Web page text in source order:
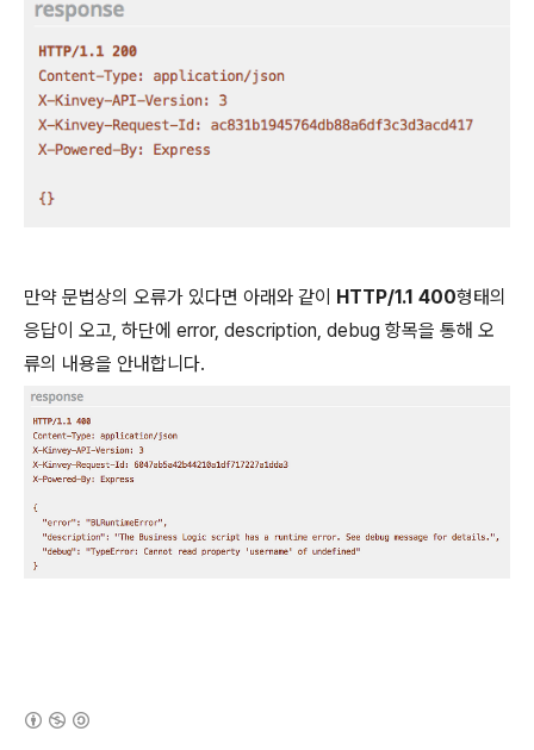
만약 문법상의 오류가 있다면 아래와 같이 HTTP/1.1 400형태의
응답이 오고, 하단에 error, description, debug 항목을 통해 오
류의 내용을 안내합니다.